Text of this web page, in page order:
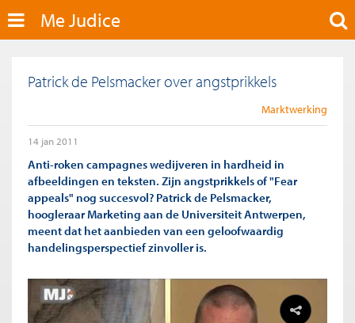
Me Judice
Patrick de Pelsmacker over angstprikkels
Marktwerking
14 jan 2011
Anti-roken campagnes wedijveren in hardheid in
afbeeldingen en teksten. Zijn angstprikkels of "Fear
appeals" nog succesvol? Patrick de Pelsmacker,
hoogleraar Marketing aan de Universiteit Antwerpen,
meent dat het aanbieden van een geloofwaardig
handelingsperspectief zinvoller is.